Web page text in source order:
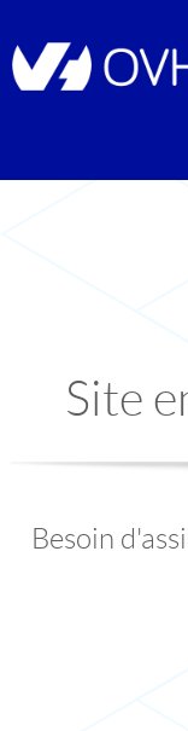
Site
Besoin